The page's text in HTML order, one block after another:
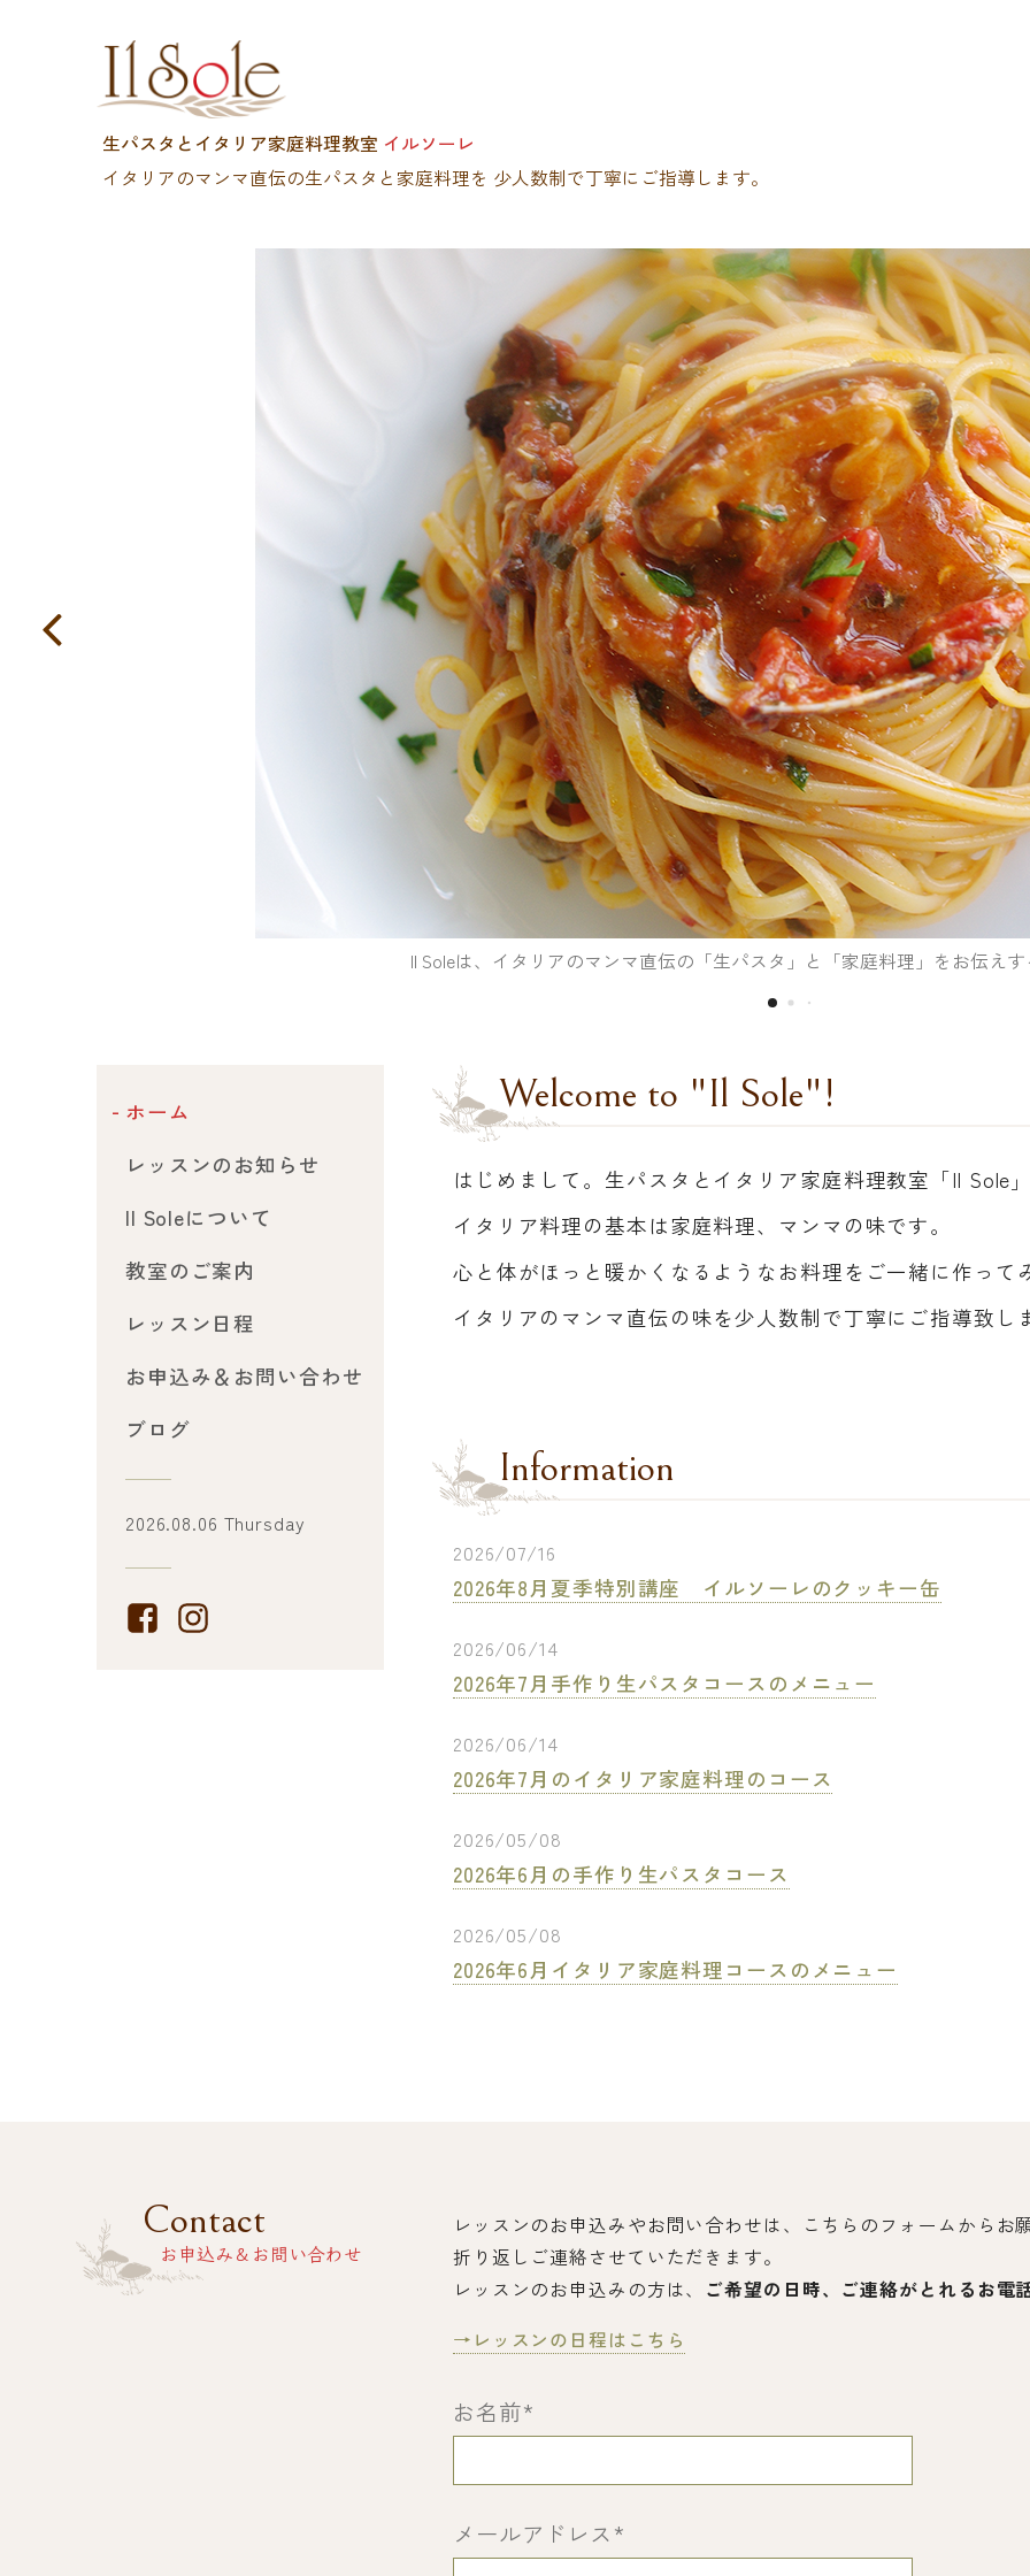
生パスタとイタリア家庭料理教室 イルソーレ
イタリアのマンマ直伝の生パスタと家庭料理を 少人数制で丁寧にご指導します。
少人数制で丁寧にご指導します。
ホーム
レッスンのお知らせ
Il Soleについて
教室のご案内
レッスン日程
お申込み＆お問い合わせ
ブログ
2026.08.06 Thursday
Welcome to "Il Sole"!
はじめまして。生パスタとイタリア家庭料理教室「Il Sole
イタリア料理の基本は家庭料理、マンマの味です。
心と体がほっと暖かくなるようなお料理をご一緒に作って
イタリアのマンマ直伝の味を少人数制で丁寧にご指導致し
Information
2026/07/16
2026年8月夏季特別講座 イルソーレのクッキー缶
2026/06/14
2026年7月手作り生パスタコースのメニュー
2026/06/14
2026年7月のイタリア家庭料理のコース
2026/05/08
2026年6月の手作り生パスタコース
2026/05/08
2026年6月イタリア家庭料理コースのメニュー
Contact
お申込み＆お問い合わせ
レッスンのお申込みやお問い合わせは、こちらのフォームからお
折り返しご連絡させていただきます。
レッスンのお申込みの方は、 ご希望の日時、ご連絡がとれるお電
→レッスンの日程はこちら
お名前*
メールアドレス*